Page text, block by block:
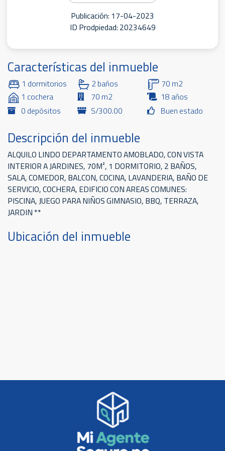
Publicación: 17-04-2023
ID Prodpiedad: 20234649
Características del inmueble
1 dormitorios 2 baños
70 m2
1 cochera
70 m2
18 años
0 depósitos
S/300.00 Buen estado
Descripción del inmueble
ALQUILO LINDO DEPARTAMENTO AMOBLADO, CON VISTA
INTERIOR A JARDINES, 70M², 1 DORMITORIO, 2 BAÑOS,
SALA, COMEDOR, BALCON, COCINA, LAVANDERIA, BAÑO DE
SERVICIO, COCHERA, EDIFICIO CON AREAS COMUNES:
PISCINA, JUEGO PARA NIÑOS GIMNASIO, BBQ, TERRAZA,
JARDIN **
Ubicación del inmueble